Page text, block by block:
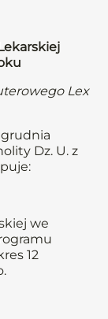
Lex
Dz. U. z
we
12